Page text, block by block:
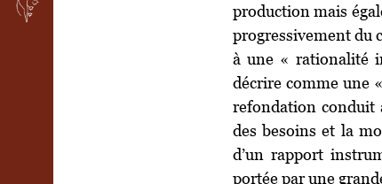
production mais
progressivement du
à une « rationalité
décrire comme une
refondation conduit
des besoins et la
d’un rapport
portée par une